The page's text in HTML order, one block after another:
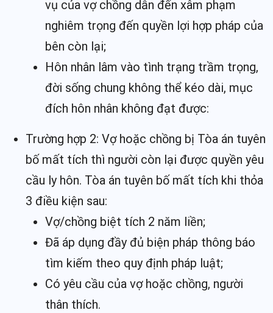
vụ của vợ chồng dẫn đến xâm phạm
nghiêm trọng đến quyền lợi hợp pháp của
bên còn lại;
Hôn nhân lâm vào tình trạng trầm trọng,
đời sống chung không thể kéo dài, mục
đích hôn nhân không đạt được:
Trường hợp 2: Vợ hoặc chồng bị Tòa án tuyên
bố mất tích thì người còn lại được quyền yêu
cầu ly hôn. Tòa án tuyên bố mất tích khi thỏa
3 điều kiện sau:
Vợ/chồng biệt tích 2 năm liền;
Đã áp dụng đầy đủ biện pháp thông báo
tìm kiếm theo quy định pháp luật;
Có yêu cầu của vợ hoặc chồng, người
thân thích.